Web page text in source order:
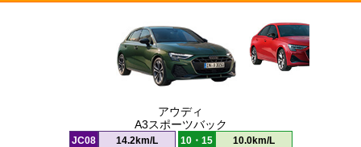
アウディ
A3スポーツバック
JC08 14.2km/L 10・15 10.0km/L